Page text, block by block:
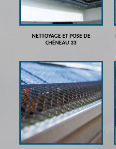
NETTOYAGE ET POSE DE
CHÉNEAU 33